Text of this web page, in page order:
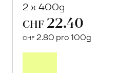
2 x 400g
CHF 22.40
CHF 2.80 pro 100g